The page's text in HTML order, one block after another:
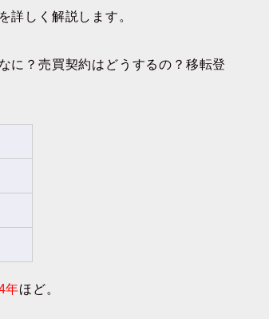
詳しく解説します。
に？売買契約はどうするの？移転登
年ほど。